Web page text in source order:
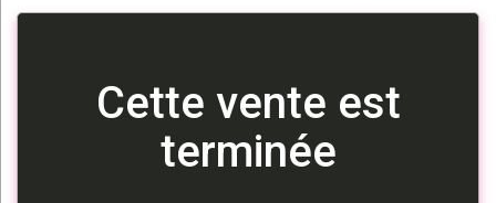
Cette vente est
terminée